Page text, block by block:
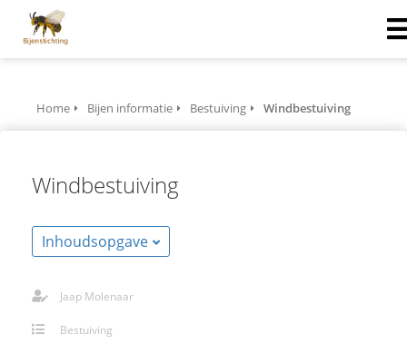
Home Bijen informatie Bestuiving Windbestuiving
Windbestuiving
Inhoudsopgave
Jaap Molenaar
Bestuiving